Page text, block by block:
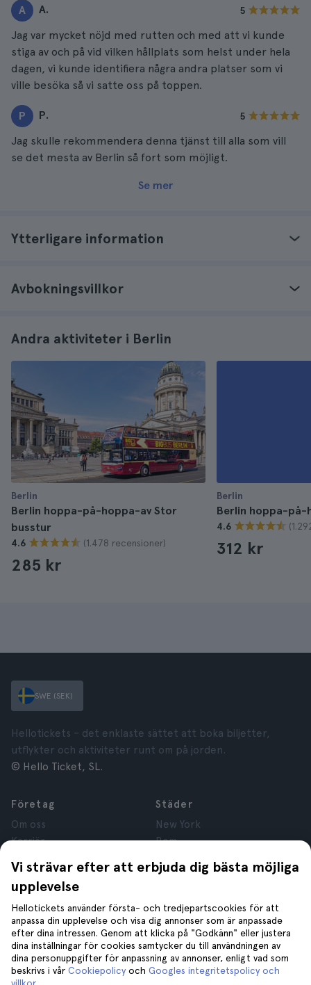
A A. 5
Jag var mycket nöjd med rutten och med att vi kunde
stiga av och på vid vilken hållplats som helst under hela
dagen, vi kunde identifiera några andra platser som vi
ville besöka så vi satte oss på toppen.
P P. 5
Jag skulle rekommendera denna tjänst till alla som vill
se det mesta av Berlin så fort som möjligt.
Se mer
Ytterligare information
Avbokningsvillkor
Andra aktiviteter i Berlin
Berlin
Berlin hoppa-på-hoppa-av Stor
busstur
4.6 (1.478 recensioner)
285 kr
Berlin
Berlin hoppa-på-
4.6
312 kr
Vi strävar efter att erbjuda dig bästa möjliga
upplevelse
Hellotickets använder första- och tredjepartscookies för att
anpassa din upplevelse och visa dig annonser som är anpassade
efter dina intressen. Genom att klicka på "Godkänn" eller justera
dina inställningar för cookies samtycker du till användningen av
dina personuppgifter för anpassning av annonser, enligt vad som
beskrivs i vår Cookiepolicy och Googles integritetspolicy och
SWE (SEK)
Hellotickets – det enklaste sättet att boka biljetter,
utflykter och aktiviteter runt om på jorden.
© Hello Ticket, SL.
Företag
Om oss
Karriär
Recensioner
Sekretess
Regler och villkor
Juridisk Rådgivning
Cookies
Städer
New York
Rom
London
Kraków
Tenerife
Hjälp Gå med oss på